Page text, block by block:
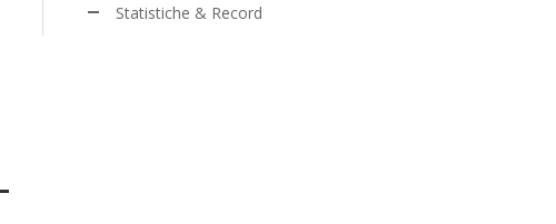
Statistiche & Record